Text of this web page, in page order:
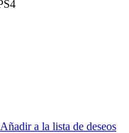
Añadir a la lista de deseos